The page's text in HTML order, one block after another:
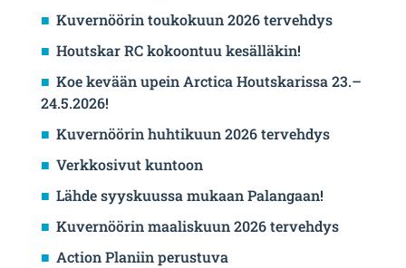
Kuvernöörin toukokuun 2026 tervehdys
Houtskar RC kokoontuu kesälläkin!
Koe kevään upein Arctica Houtskarissa 23.–
24.5.2026!
Kuvernöörin huhtikuun 2026 tervehdys
Verkkosivut kuntoon
Lähde syyskuussa mukaan Palangaan!
Kuvernöörin maaliskuun 2026 tervehdys
Action Planiin perustuva